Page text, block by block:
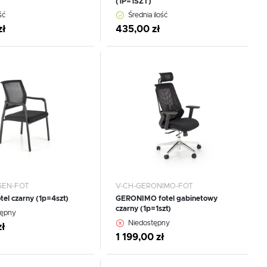
Średnia ilość
435,00 zł
FOT
czarny (1p=4szt)
V-CH-GERONIMO-FOT
GERONIMO fotel gabinetowy
czarny (1p=1szt)
Niedostępny
1 199,00 zł
WIĘCEJ